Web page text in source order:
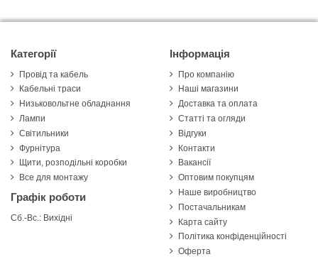
Категорії
Провід та кабель
Кабельні траси
Низьковольтне обладнання
Лампи
Світильники
Фурнітура
Щити, розподільні коробки
Все для монтажу
Графік роботи
Сб.-Вс.: Вихідні
Інформація
Про компанію
Наші магазини
Доставка та оплата
Статті та огляди
Відгуки
Контакти
Вакансії
Оптовим покупцям
Наше виробництво
Постачальникам
Карта сайту
Політика конфіденційності
Оферта